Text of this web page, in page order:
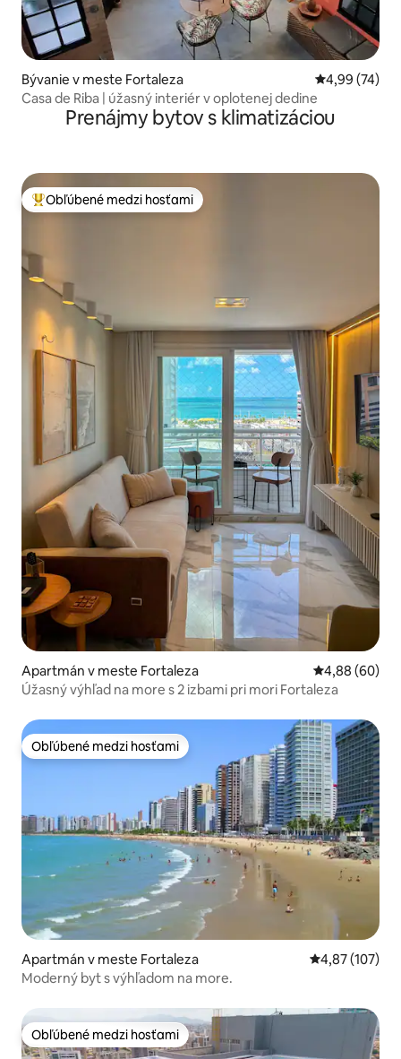
Bývanie v meste Fortaleza Priemerné
4,99 (74)
Casa de Riba | úžasný interiér v oplotenej dedine
Prenájmy bytov s klimatizáciou
Najobľúbenejšie medzi hosťami
Obľúbené medzi hosťami
Apartmán v meste Fortaleza Priemerné
4,88 (60)
Úžasný výhľad na more s 2 izbami pri mori Fortaleza
Obľúbené medzi hosťami
Obľúbené medzi hosťami
Apartmán v meste Fortaleza Priemerné
4,87 (107)
Moderný byt s výhľadom na more.
Obľúbené medzi hosťami
Obľúbené medzi hosťami